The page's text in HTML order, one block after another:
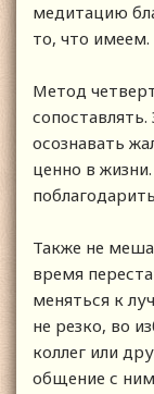
медитацию
то, что имеем.
Метод
осознавать
ценно в
Также не
время
меняться к
не резко, во
коллег или
общение с